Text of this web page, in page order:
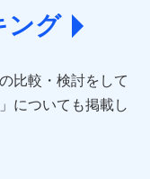
社 (https://www.e-
sonpo)
ング
比較・検討をして
についても掲載し